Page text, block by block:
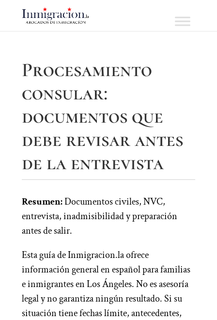
Procesamiento
consular:
documentos que
debe revisar antes
de la entrevista
Resumen:Documentos civiles, NVC,
entrevista, inadmisibilidad y preparación
antes de salir.
Esta guía de Inmigracion.la ofrece
información general en español para familias
e inmigrantes en Los Ángeles. No es asesoría
legal y no garantiza ningún resultado. Si su
situación tiene fechas límite, antecedentes,